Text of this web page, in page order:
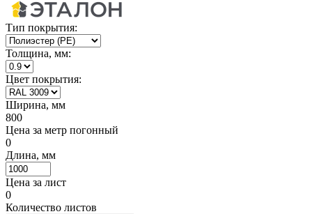
Тип покрытия:
Толщина, мм:
Цвет покрытия:
Ширина, мм
800
Цена за метр погонный
0
Длина, мм
Цена за лист
0
Количество листов